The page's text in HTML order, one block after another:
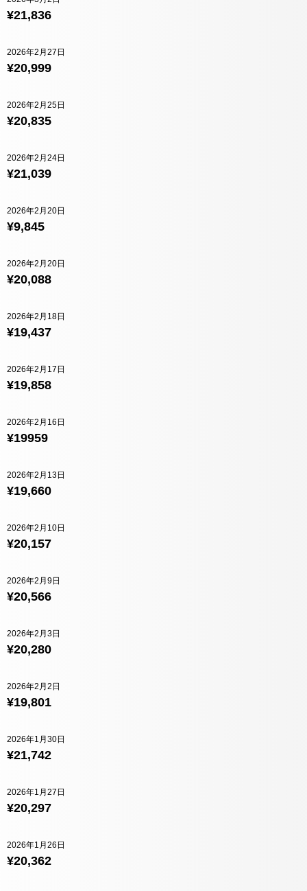
¥21,836
¥20,999
2026年2月27日
¥20,835
2026年2月25日
¥21,039
2026年2月24日
¥9,845
2026年2月20日
¥20,088
2026年2月20日
¥19,437
2026年2月18日
¥19,858
2026年2月17日
¥19959
2026年2月16日
¥19,660
2026年2月13日
¥20,157
2026年2月10日
¥20,566
2026年2月9日
¥20,280
2026年2月3日
¥19,801
2026年2月2日
¥21,742
2026年1月30日
¥20,297
2026年1月27日
¥20,362
2026年1月26日